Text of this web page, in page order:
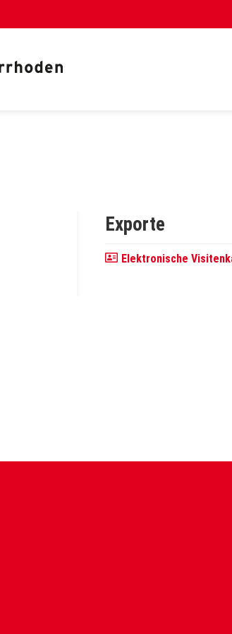
Exporte
Elektronische